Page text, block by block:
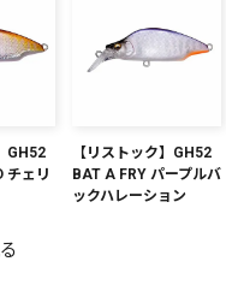
GH52
チェリ
【リストック】GH52
BAT A FRY パープルバ
ックハレーション